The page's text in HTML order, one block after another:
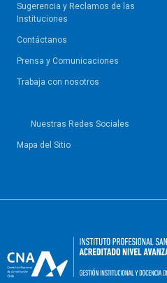
Sugerencia y Reclamos de las
Instituciones
Contáctanos
Prensa y Comunicaciones
Trabaja con nosotros
Nuestras Redes Sociales
Mapa del Sitio